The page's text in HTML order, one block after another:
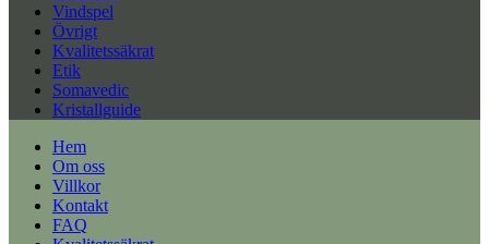
Vindspel
Övrigt
Kvalitetssäkrat
Etik
Somavedic
Kristallguide
Hem
Om oss
Villkor
Kontakt
FAQ